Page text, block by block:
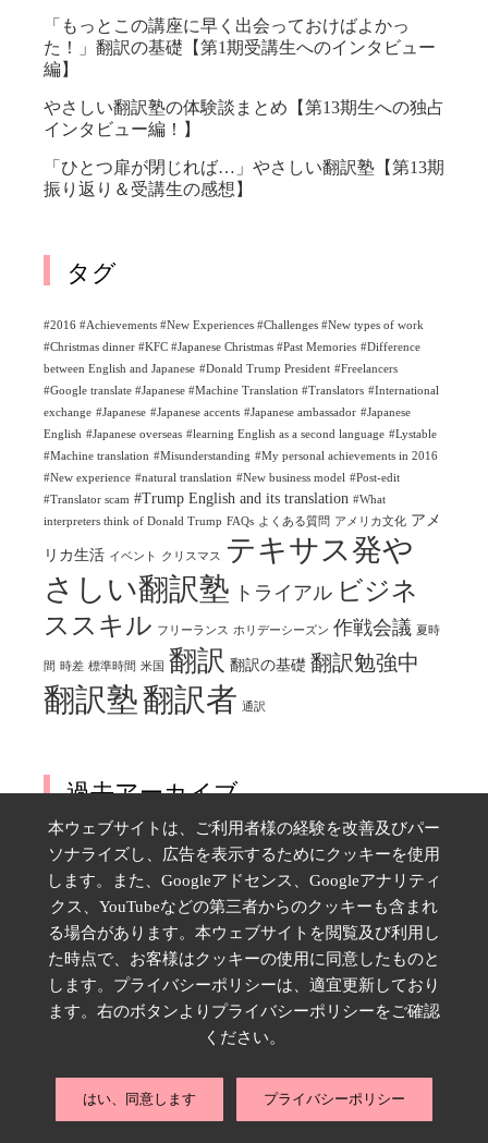
「もっとこの講座に早く出会っておけばよかっ
た！」翻訳の基礎【第1期受講生へのインタビュー
編】
やさしい翻訳塾の体験談まとめ【第13期生への独占
インタビュー編！】
「ひとつ扉が閉じれば…」やさしい翻訳塾【第13期
振り返り＆受講生の感想】
タグ
#2016 #Achievements #New Experiences #Challenges #New types of work
#Christmas dinner #KFC #Japanese Christmas #Past Memories #Difference
between English and Japanese #Donald Trump President #Freelancers
#Google translate #Japanese #Machine Translation #Translators #International
exchange #Japanese #Japanese accents #Japanese ambassador #Japanese
English #Japanese overseas #learning English as a second language #Lystable
#Machine translation #Misunderstanding #My personal achievements in 2016
#New experience #natural translation #New business model #Post-edit
#Translator scam #Trump English and its translation #What
interpreters think of Donald Trump FAQs よくある質問 アメリカ文化 アメ
リカ生活 イベント クリスマス
テキサス発や
さしい翻訳塾 トライアル ビジネ
ススキル フリーランス ホリデーシーズン 作戦会議 夏時
間 時差 標準時間 米国 翻訳 翻訳の基礎 翻訳勉強中
翻訳塾翻訳者 通訳
過去アーカイブ
2026年8月
月
火 木 土
1
2
3
4 5 6 7 8
9
10
11 12 13 14 15
16
17
19 20
23
27
本ウェブサイトは、ご利用者様の経験を改善及びパー
ソナライズし、広告を表示するためにクッキーを使用
します。また、Googleアドセンス、Googleアナリティ
クス、YouTubeなどの第三者からのクッキーも含まれ
る場合があります。本ウェブサイトを閲覧及び利用し
た時点で、お客様はクッキーの使用に同意したものと
します。プライバシーポリシーは、適宜更新しており
ます。右のボタンよりプライバシーポリシーをご確認
ください。
はい、同意します プライバシーポリシー